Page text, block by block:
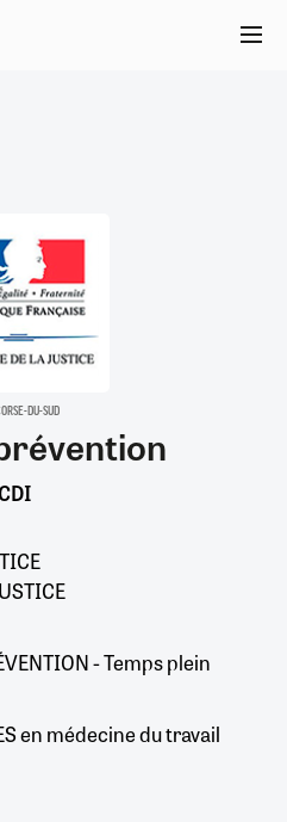
DU-SUD
- Temps plein
en médecine du travail